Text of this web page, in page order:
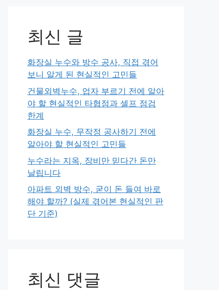
최신 글
화장실 누수와 방수 공사, 직접 겪어
보니 알게 된 현실적인 고민들
건물외벽누수, 업자 부르기 전에 알아
야 할 현실적인 타협점과 셀프 점검
한계
화장실 누수, 무작정 공사하기 전에
알아야 할 현실적인 고민들
누수라는 지옥, 장비만 믿다간 돈만
날립니다
아파트 외벽 방수, 굳이 돈 들여 바로
해야 할까? (실제 겪어본 현실적인 판
단 기준)
최신 댓글